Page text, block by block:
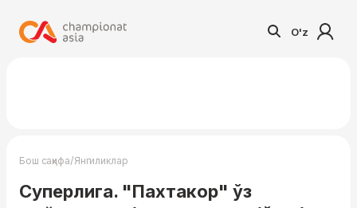
O'z
Бош саҳифа/Янгиликлар
Суперлига. "Пахтакор" ўз